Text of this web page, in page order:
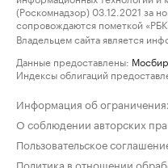
(Роскомнадзор) 03.12.2021 за
сопровождаются пометкой
Владельцем сайта является
Данные предоставлены:
Индексы облигаций
Информация об
О соблюдении авторских
Пользовательское
Политика в отношении